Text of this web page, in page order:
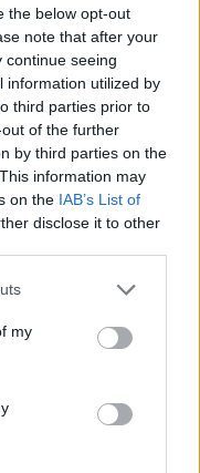
the below opt-out
note that after your
continue seeing
information utilized by
third parties prior to
of the further
by third parties on the
information may
on the IAB’s List of
disclose it to other
one or more Google
You may click to
third-party tags to
in below Google
my